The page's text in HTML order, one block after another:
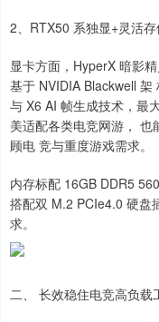
2、RTX50 系独显+灵活
显卡方面，HyperX 暗影
基于 NVIDIA Blackwell
与 X6 AI 帧生成技术，最
美适配各类电竞网游，
顾电 竞与重度游戏需求。
内存标配 16GB DDR5
搭配双 M.2 PCIe4.0 硬盘
求。
二、 长效稳住电竞高负载